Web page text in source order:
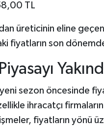
TL
üreticinin eline
fiyatların son
yeni sezon öncesinde
ihracatçı firmaların
fiyatların yönü